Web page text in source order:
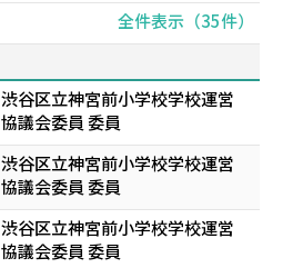
全件表示（35件）
渋谷区立神宮前小学校学校運営
協議会委員 委員
渋谷区立神宮前小学校学校運営
協議会委員 委員
渋谷区立神宮前小学校学校運営
協議会委員 委員